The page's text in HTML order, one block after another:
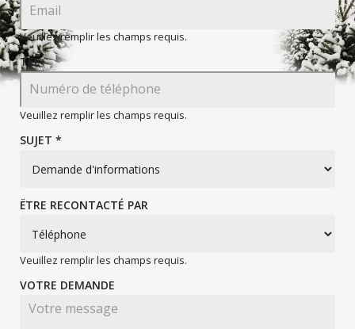
Veuillez remplir les champs requis.
TEL
Veuillez remplir les champs requis.
SUJET *
ËTRE RECONTACTÉ PAR
Veuillez remplir les champs requis.
VOTRE DEMANDE